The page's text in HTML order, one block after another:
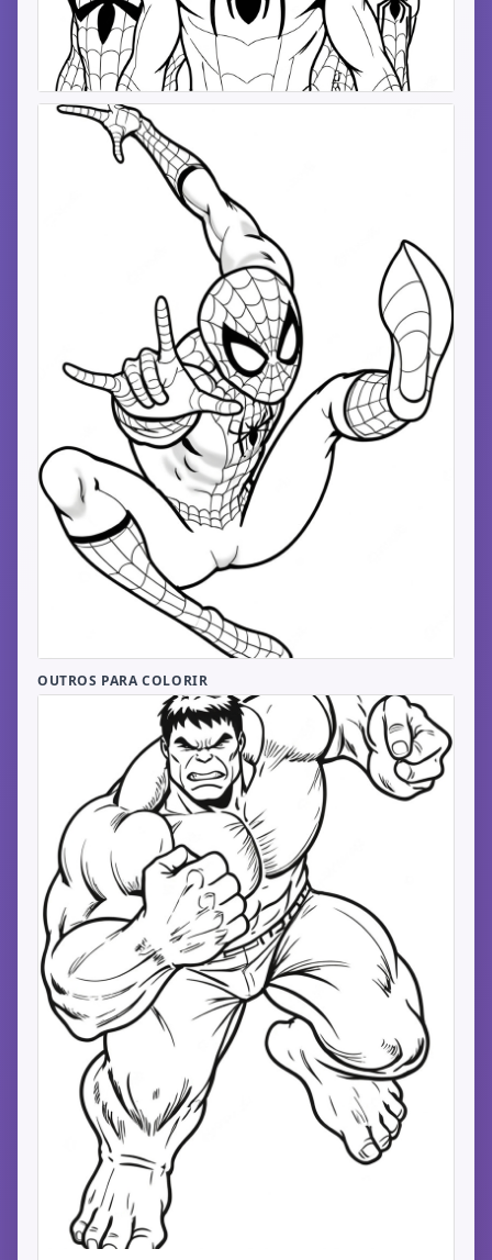
OUTROS PARA COLORIR